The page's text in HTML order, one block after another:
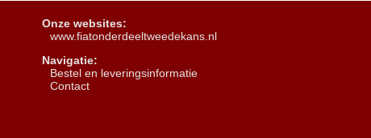
Onze websites:
www.fiatonderdeeltweedekans.nl
Navigatie:
Bestel en leveringsinformatie
Contact